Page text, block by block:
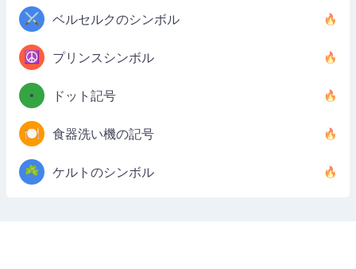
⚔️ ベルセルクのシンボル
☮️ プリンスシンボル
• ドット記号
🍽️ 食器洗い機の記号
☘️ ケルトのシンボル